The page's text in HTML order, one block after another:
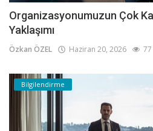
Organizasyonumuzun Çok
Yaklaşımı
Özkan ÖZEL Haziran 20, 2026 77
Bilgilendirme